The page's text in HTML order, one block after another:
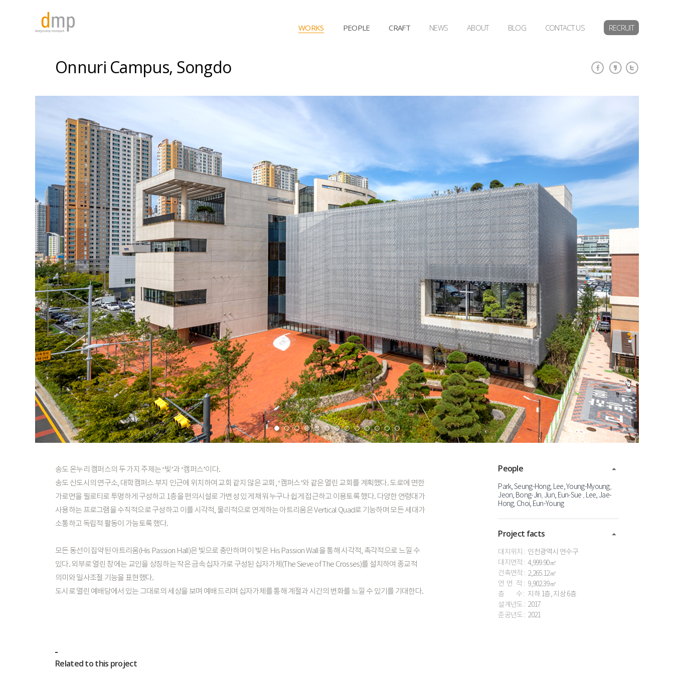
WORKS PEOPLE CRAFT NEWS ABOUT BLOG CONTACT US RECRUIT
Onnuri Campus, Songdo
송도 온누리 캠퍼스의 두가지 주제는‘빛’과‘캠퍼스’이다.
송도 신도시의 연구소, 대학캠퍼스 부지 인근에 위치하여 교회 같지 않은교회,‘캠퍼스’와 같은열린 교회를 계획했다.도로에 면한
가로면을 필로티로 투명하게 구성하고 1층을편의시설로 가변성 있게 채워 누구나쉽게 접근하고 이용토록했다. 다양한 연령대가
사용하는 프로그램을수직적으로구성하고 이를시각적, 물리적으로 연계하는아트리움은Vertical Quad로 기능하며 모든세대가
소통하고 독립적 활동이 가능토록했다.
모든 동선이 집약된 아트리움(His Passion Hall)은 빛으로 충만하며 이 빛은 His PassionWall을통해 시각적, 촉각적으로 느낄 수
있다.외부로열린 창에는 교인을 상징하는작은금속십자가로 구성된 십자가체(TheSieveofThe Crosses)를 설치하여 종교적
의미와일사조절 기능을 표현했다.
도시로열린 예배당에서 있는 그대로의 세상을 보며 예배 드리며 십자가체를통해 계절과시간의 변화를 느낄 수 있기를 기대한다.
People
Park, Seung-Hong, Lee, Young-Myoung,
Jeon, Bong-Jin, Jun, Eun-Sue , Lee, Jae-
Hong, Choi, Eun-Young
Project facts
대지위치 : 인천광역시 연수구
대지면적 : 4,999.90㎡
건축면적 : 2,265.12㎡
연 면 적 : 9,902.39㎡
층 수 : 지하 1층,지상6층
설계년도 : 2017
준공년도 : 2021
Related to this project